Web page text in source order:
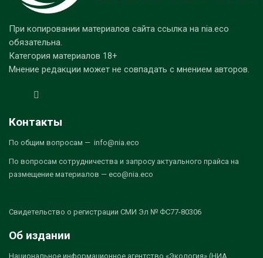
При копировании материалов сайта ссылка на nia.eco
обязательна.
Категория материалов 18+
Мнение редакции может не совпадать с мнением авторов.
Контакты
По общим вопросам — info@nia.eco
По вопросам сотрудничества и запросу актуального прайса на
размещение материалов — eco@nia.eco
Свидетельство о регистрации СМИ Эл № ФС77-80306
Об издании
Национальное информационное агентство «Экология» (НИА